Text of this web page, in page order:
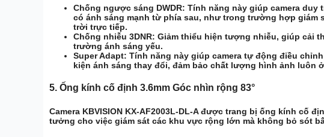
Chống ngược sáng DWDR: Tính năng này giúp camera
có ánh sáng mạnh từ phía sau, như trong trường hợp giám
trời trực tiếp.
Chống nhiễu 3DNR: Giảm thiểu hiện tượng nhiễu, giúp cải
trường ánh sáng yếu.
Super Adapt: Tính năng này giúp camera tự động điều
kiện ánh sáng thay đổi, đảm bảo chất lượng hình ảnh luôn
5. Ống kính cố định 3.6mm Góc nhìn rộng 83°
Camera KBVISION KX-AF2003L-DL-A được trang bị ống kính cố
tưởng cho việc giám sát các khu vực rộng lớn mà không bỏ sót